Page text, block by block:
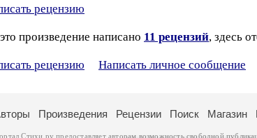
рецензию
произведение написано 11 рецензий, здесь
рецензию Написать личное сообщение
Произведения Рецензии Поиск Магазин
Стихи.ру предоставляет авторам возможность свободной